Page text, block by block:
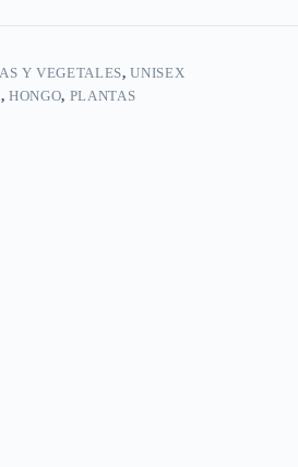
Y VEGETALES,UNISEX
,HONGO, PLANTAS